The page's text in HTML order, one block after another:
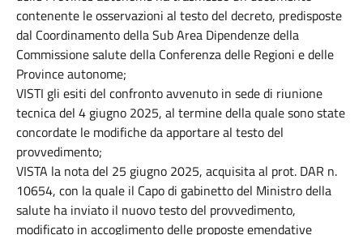
contenente le osservazioni al testo del decreto, predisposte
dal Coordinamento della Sub Area Dipendenze della
Commissione salute della Conferenza delle Regioni e delle
Province autonome;
VISTI gli esiti del confronto avvenuto in sede di riunione
tecnica del 4 giugno 2025, al termine della quale sono state
concordate le modifiche da apportare al testo del
provvedimento;
VISTA la nota del 25 giugno 2025, acquisita al prot. DAR n.
10654, con la quale il Capo di gabinetto del Ministro della
salute ha inviato il nuovo testo del provvedimento,
modificato in accoglimento delle proposte emendative